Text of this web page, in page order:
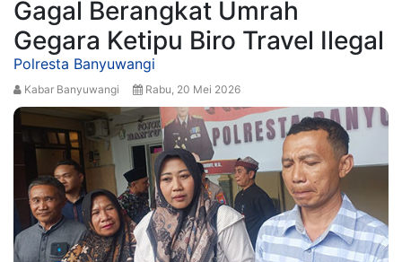
Gagal Berangkat Umrah
Gegara Ketipu Biro Travel Ilegal
Polresta Banyuwangi
Kabar Banyuwangi Rabu, 20 Mei 2026